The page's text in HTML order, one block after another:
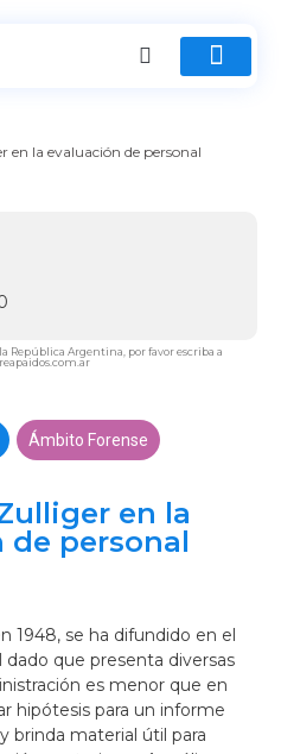
en la evaluación de personal
Ámbito Forense
en la
de personal
1948, se ha difundido en el
dado que presenta diversas
es menor que en
hipótesis para un informe
brinda material útil para
República Argentina, por favor escriba a